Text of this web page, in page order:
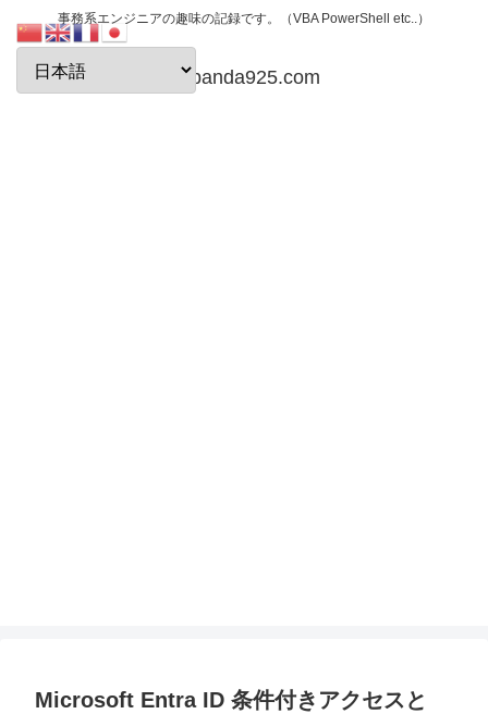
事務系エンジニアの趣味の記録です。（VBA PowerShell etc..）
papanda925.com
Microsoft Entra ID 条件付きアクセスと